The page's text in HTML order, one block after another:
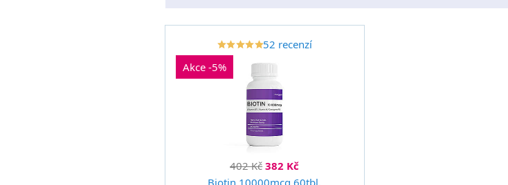
star_borderstar_borderstar_borderstar_borderstar_border
starstarstarstarstar52 recenzí
Akce -5%
402 Kč 382 Kč